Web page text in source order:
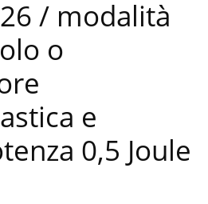
/ modalità
o
e
0,5 Joule